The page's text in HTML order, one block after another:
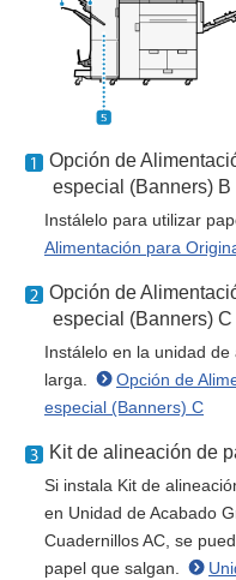
Opción de
especial (Banners) B
Instálelo para utilizar
Alimentación para
Opción de
especial (Banners) C
Instálelo en la unidad
larga.
Opción de
especial (Banners) C
Kit de alineación de
Si instala Kit de
en Unidad de Acabado
Cuadernillos AC, se
papel que salgan.